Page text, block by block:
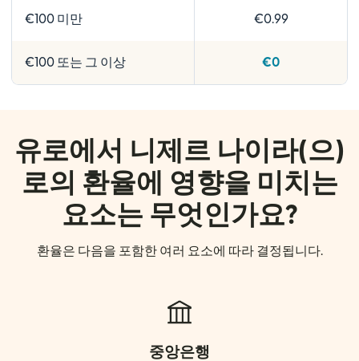
€100 미만 €0.99
€100 또는 그 이상 €0
유로에서 니제르 나이라(으)
로의 환율에 영향을 미치는
요소는 무엇인가요?
환율은 다음을 포함한 여러 요소에 따라 결정됩니다.
중앙은행